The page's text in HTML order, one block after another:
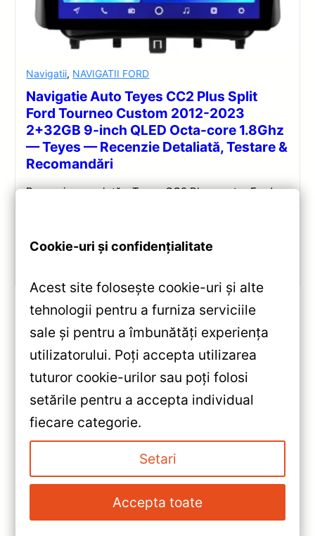
Navigatii, NAVIGATII FORD
Navigatie Auto Teyes CC2 Plus Split
Ford Tourneo Custom 2012-2023
2+32GB 9-inch QLED Octa-core 1.8Ghz
— Teyes — Recenzie Detaliată, Testare &
Recomandări
Recenzie completă a Teyes CC2 Plus pentru Ford
«Navigație Auto Teyes CC3L
Hyundai i10 (2019-2023)
4+64GB 9″ IPS Octa-core —
Recenzie Detaliată, Testare &
Recomandări
Navigatie Auto Teyes CC3 2K
Honda Civic 8 (2005-2012)
4+32GB 9.5” QLED Octa-core
— Recenzie Detaliată, Testare &
Recomandări
Cookie-uri și confidențialitate
Acest site folosește cookie-uri și alte
tehnologii pentru a furniza serviciile
sale și pentru a îmbunătăți experiența
utilizatorului. Poți accepta utilizarea
tuturor cookie-urilor sau poți folosi
setările pentru a accepta individual
fiecare categorie.
Setari
Accepta toate